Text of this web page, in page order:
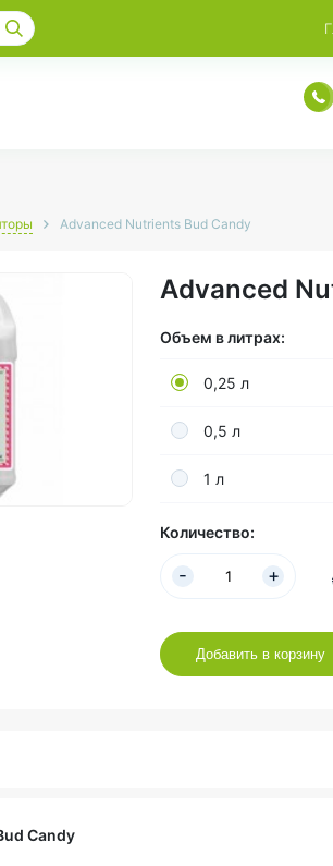
Advanced Nutrients Bud Candy
Advanced
Объем в литрах:
0,25 л
0,5 л
1 л
Количество:
Добавить в корзину
Candy